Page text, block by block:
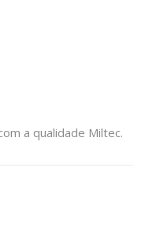
a qualidade Miltec.